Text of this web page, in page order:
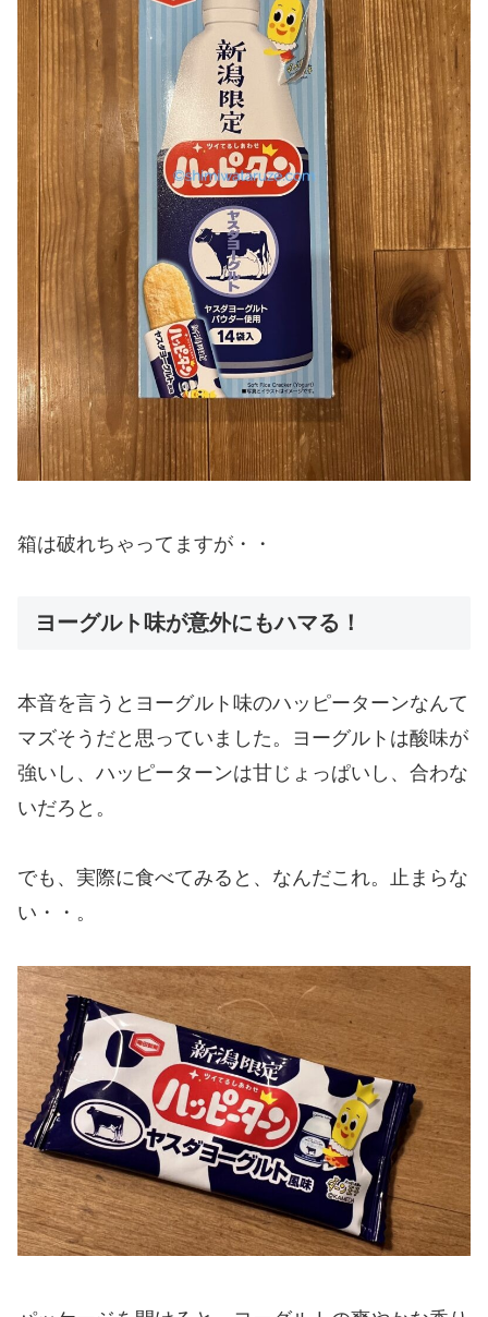
箱は破れちゃってますが・・
ヨーグルト味が意外にもハマる！
本音を言うとヨーグルト味のハッピーターンなんて
マズそうだと思っていました。ヨーグルトは酸味が
強いし、ハッピーターンは甘じょっぱいし、合わな
いだろと。
でも、実際に食べてみると、なんだこれ。止まらな
い・・。